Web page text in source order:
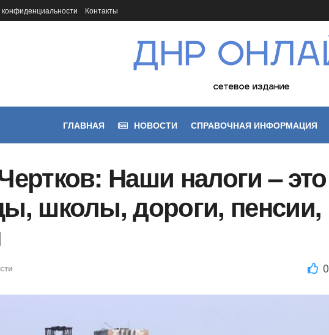
Контакты
ГЛАВНАЯ НОВОСТИ СПРАВОЧНАЯ ИНФОРМАЦИЯ
Наши налоги – это
школы, дороги, пенсии,
0